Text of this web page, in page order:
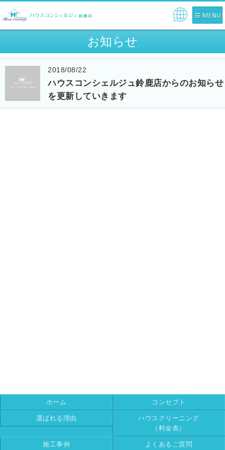
お知らせ
2018/08/22
ハウスコンシェルジュ鈴鹿店からのお知らせ
を更新していきます
ホーム コンセプト
選ばれる理由
ハウスクリーニング
（料金表）
施工事例 よくあるご質問